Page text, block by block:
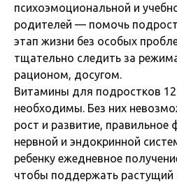
психоэмоциональной и
родителей — помочь
этап жизни без особых
тщательно следить за
рационом, досугом.
Витамины для подростков
необходимы. Без них
рост и развитие, правильное
нервной и эндокринной
ребенку ежедневное
чтобы поддержать растущий